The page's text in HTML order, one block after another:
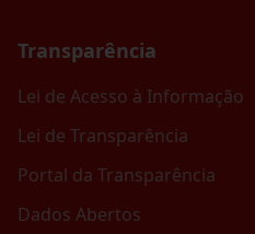
Transparência
Lei de Acesso à Informação
Lei de Transparência
Portal da Transparência
Dados Abertos